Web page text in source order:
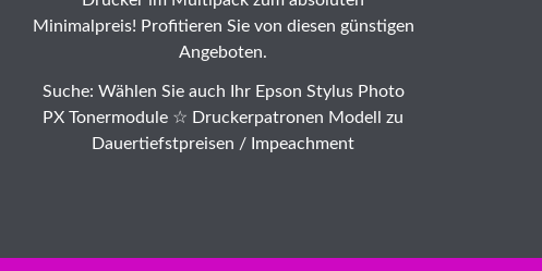
Minimalpreis! Profitieren Sie von diesen günstigen
Angeboten.
Suche: Wählen Sie auch Ihr Epson Stylus Photo
PX Tonermodule ☆ Druckerpatronen Modell zu
Dauertiefstpreisen / Impeachment